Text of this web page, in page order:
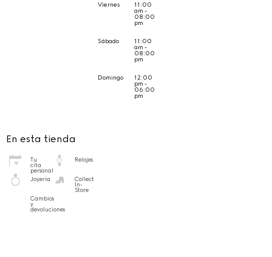
Viernes 11:00
am -
08:00
pm
Sábado 11:00
am -
08:00
pm
Domingo 12:00
pm -
06:00
pm
En esta tienda
Tu
cita
personal
Relojes
Joyería
Collect
In-
Store
Cambios
y
devoluciones